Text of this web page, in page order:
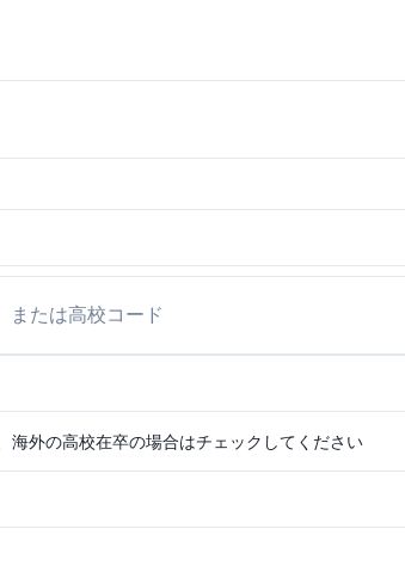
海外の高校在卒の場合はチェックしてください